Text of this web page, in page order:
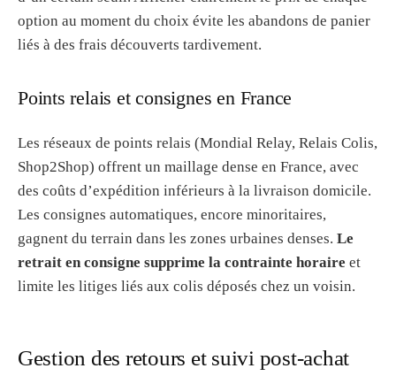
option au moment du choix évite les abandons de panier
liés à des frais découverts tardivement.
Points relais et consignes en France
Les réseaux de points relais (Mondial Relay, Relais Colis,
Shop2Shop) offrent un maillage dense en France, avec
des coûts d’expédition inférieurs à la livraison domicile.
Les consignes automatiques, encore minoritaires,
gagnent du terrain dans les zones urbaines denses. Le
retrait en consigne supprime la contrainte horaire et
limite les litiges liés aux colis déposés chez un voisin.
Gestion des retours et suivi post-achat